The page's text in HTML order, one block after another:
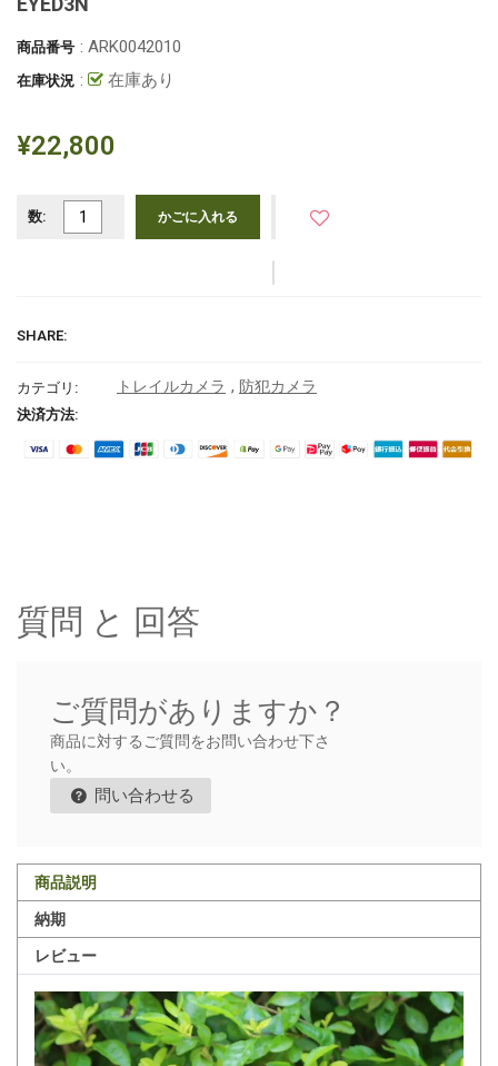
商品番号 : ARK0042010
在庫状況 : 在庫あり
¥22,800
数: かごに入れる
SHARE:
カテゴリ: トレイルカメラ , 防犯カメラ
決済方法:
質問 と 回答
ご質問がありますか？
商品に対するご質問をお問い合わせ下さ
い。
問い合わせる
商品説明
納期
レビュー